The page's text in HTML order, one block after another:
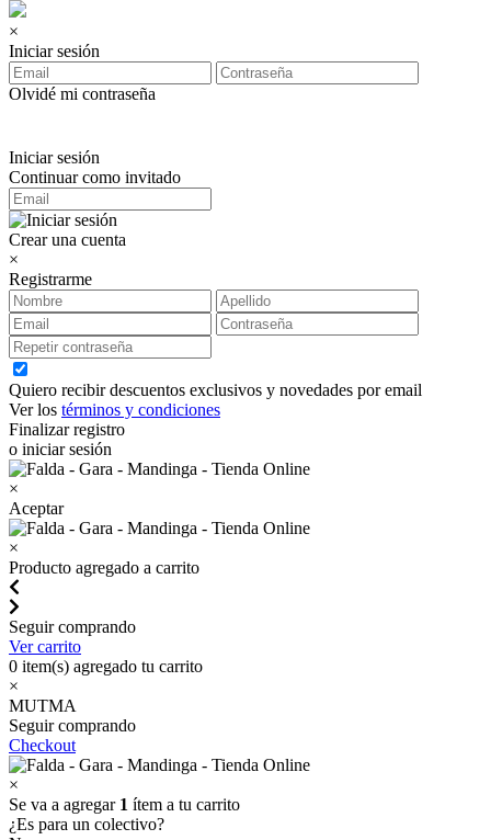
×
Iniciar sesión
Olvidé mi contraseña
Iniciar sesión
Continuar como invitado
Crear una cuenta
×
Registrarme
Quiero recibir descuentos exclusivos y novedades por email
Ver los términos y condiciones
Finalizar registro
o iniciar sesión
×
Aceptar
×
Producto agregado a carrito
Seguir comprando
Ver carrito
0 item(s) agregado tu carrito
×
MUTMA
Seguir comprando
Checkout
×
Se va a agregar 1 ítem a tu carrito
¿Es para un colectivo?